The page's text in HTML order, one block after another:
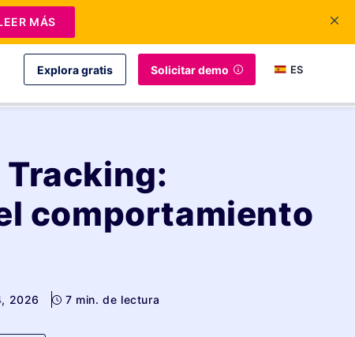
Explora gratis Solicitar demo ES
Tracking:
comportamiento
2026 7 min. de lectura
MÁS